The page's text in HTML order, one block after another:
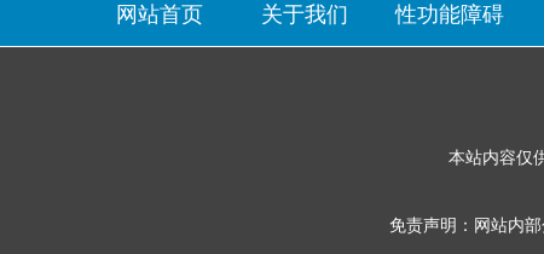
网站首页 关于我们 性功能障碍
本站内容仅
免责声明：网站内